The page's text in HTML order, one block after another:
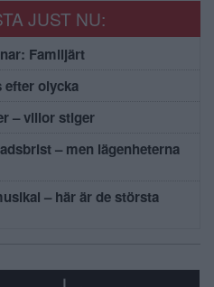
JUST NU:
Familjärt
olycka
– villor stiger
– men lägenheterna
– här är de största